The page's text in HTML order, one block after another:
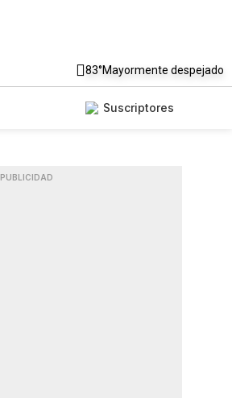
83°Mayormente despejado
Suscriptores
PUBLICIDAD